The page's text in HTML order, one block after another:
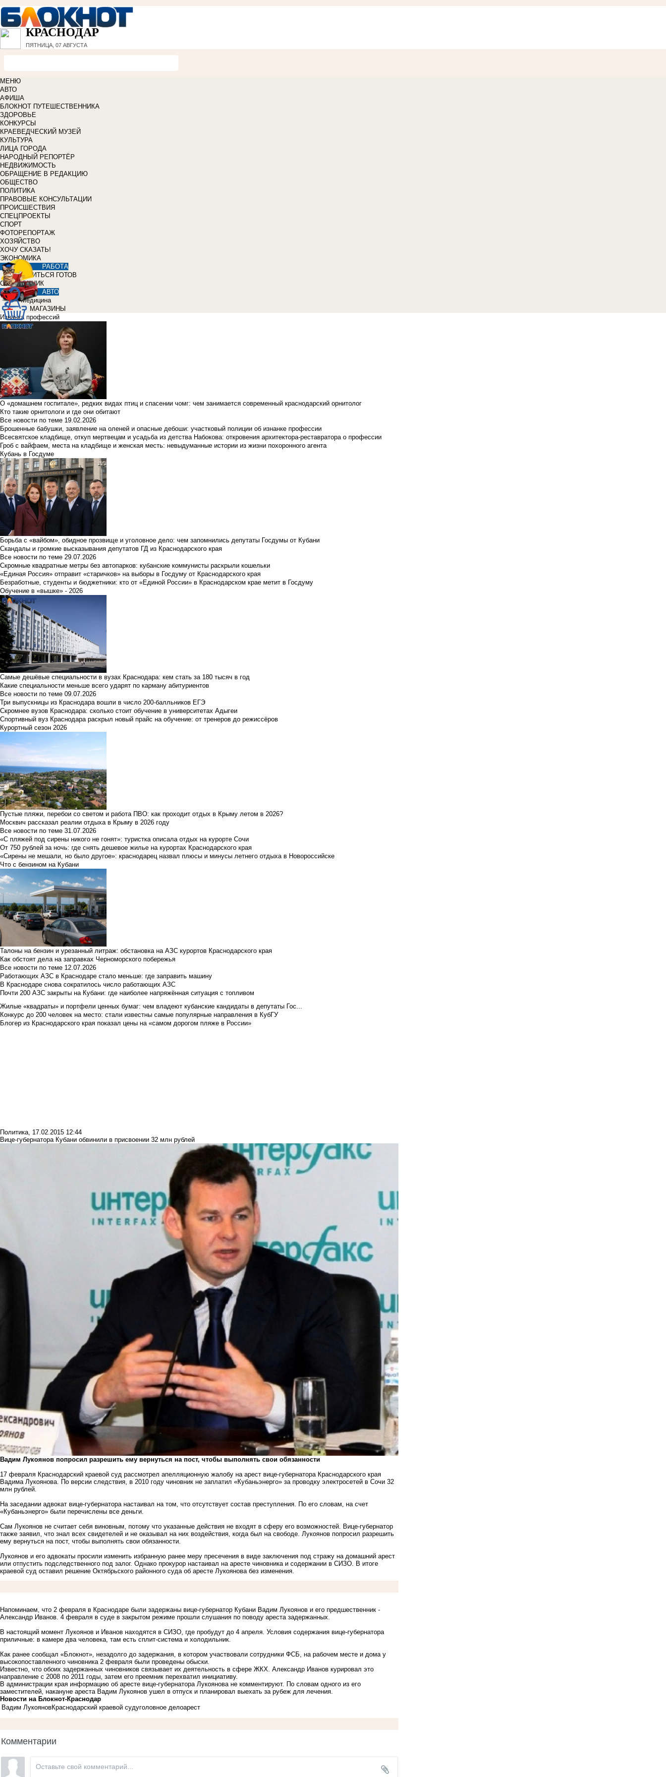
КРАСНОДАР
ПЯТНИЦА, 07 АВГУСТА
МЕНЮ
АВТО
АФИША
БЛОКНОТ ПУТЕШЕСТВЕННИКА
ЗДОРОВЬЕ
КОНКУРСЫ
КРАЕВЕДЧЕСКИЙ МУЗЕЙ
КУЛЬТУРА
ЛИЦА ГОРОДА
НАРОДНЫЙ РЕПОРТЁР
НЕДВИЖИМОСТЬ
ОБРАЩЕНИЕ В РЕДАКЦИЮ
ОБЩЕСТВО
ПОЛИТИКА
ПРАВОВЫЕ КОНСУЛЬТАЦИИ
ПРОИСШЕСТВИЯ
СПЕЦПРОЕКТЫ
СПОРТ
ФОТОРЕПОРТАЖ
ХОЗЯЙСТВО
ХОЧУ СКАЗАТЬ!
ЭКОНОМИКА
РАБОТА
УЧИТЬСЯ ГОТОВ
СПРАВОЧНИК
АВТО
Медицина
МАГАЗИНЫ
Изнанка профессий
О «домашнем госпитале», редких видах птиц и спасении чомг: чем занимается современный краснодарский орнитолог
Кто такие орнитологи и где они обитают
Все новости по теме 19.02.2026
Брошенные бабушки, заявление на оленей и опасные дебоши: участковый полиции об изнанке профессии
Всесвятское кладбище, откуп мертвецам и усадьба из детства Набокова: откровения архитектора-реставратора о профессии
Гроб с вайфаем, места на кладбище и женская месть: невыдуманные истории из жизни похоронного агента
Кубань в Госдуме
Борьба с «вайбом», обидное прозвище и уголовное дело: чем запомнились депутаты Госдумы от Кубани
Скандалы и громкие высказывания депутатов ГД из Краснодарского края
Все новости по теме 29.07.2026
Скромные квадратные метры без автопарков: кубанские коммунисты раскрыли кошельки
«Единая Россия» отправит «старичков» на выборы в Госдуму от Краснодарского края
Безработные, студенты и бюджетники: кто от «Единой России» в Краснодарском крае метит в Госдуму
Обучение в «вышке» - 2026
Самые дешёвые специальности в вузах Краснодара: кем стать за 180 тысяч в год
Какие специальности меньше всего ударят по карману абитуриентов
Все новости по теме 09.07.2026
Три выпускницы из Краснодара вошли в число 200-балльников ЕГЭ
Скромнее вузов Краснодара: сколько стоит обучение в университетах Адыгеи
Спортивный вуз Краснодара раскрыл новый прайс на обучение: от тренеров до режиссёров
Курортный сезон 2026
Пустые пляжи, перебои со светом и работа ПВО: как проходит отдых в Крыму летом в 2026?
Москвич рассказал реалии отдыха в Крыму в 2026 году
Все новости по теме 31.07.2026
«С пляжей под сирены никого не гонят»: туристка описала отдых на курорте Сочи
От 750 рублей за ночь: где снять дешевое жилье на курортах Краснодарского края
«Сирены не мешали, но было другое»: краснодарец назвал плюсы и минусы летнего отдыха в Новороссийске
Что с бензином на Кубани
Талоны на бензин и урезанный литраж: обстановка на АЗС курортов Краснодарского края
Как обстоят дела на заправках Черноморского побережья
Все новости по теме 12.07.2026
Работающих АЗС в Краснодаре стало меньше: где заправить машину
В Краснодаре снова сократилось число работающих АЗС
Почти 200 АЗС закрыты на Кубани: где наиболее напряжённая ситуация с топливом
Жилые «квадраты» и портфели ценных бумаг: чем владеют кубанские кандидаты в депутаты Гос...
Конкурс до 200 человек на место: стали известны самые популярные направления в КубГУ
Блогер из Краснодарского края показал цены на «самом дорогом пляже в России»
Политика, 17.02.2015 12:44
Вице-губернатора Кубани обвинили в присвоении 32 млн рублей
Вадим Лукоянов попросил разрешить ему вернуться на пост, чтобы выполнять свои обязанности
17 февраля Краснодарский краевой суд рассмотрел апелляционную жалобу на арест вице-губернатора Краснодарского края
Вадима Лукоянова. По версии следствия, в 2010 году чиновник не заплатил «Кубаньэнерго» за проводку электросетей в Сочи 32
млн рублей.
На заседании адвокат вице-губернатора настаивал на том, что отсутствует состав преступления. По его словам, на счет
«Кубаньэнерго» были перечислены все деньги.
Сам Лукоянов не считает себя виновным, потому что указанные действия не входят в сферу его возможностей. Вице-губернатор
также заявил, что знал всех свидетелей и не оказывал на них воздействия, когда был на свободе. Лукоянов попросил разрешить
ему вернуться на пост, чтобы выполнять свои обязанности.
Лукоянов и его адвокаты просили изменить избранную ранее меру пресечения в виде заключения под стражу на домашний арест
или отпустить подследственного под залог. Однако прокурор настаивал на аресте чиновника и содержании в СИЗО. В итоге
краевой суд оставил решение Октябрьского районного суда об аресте Лукоянова без изменения.
Напоминаем, что 2 февраля в Краснодаре были задержаны вице-губернатор Кубани Вадим Лукоянов и его предшественник -
Александр Иванов. 4 февраля в суде в закрытом режиме прошли слушания по поводу ареста задержанных.
В настоящий момент Лукоянов и Иванов находятся в СИЗО, где пробудут до 4 апреля. Условия содержания вице-губернатора
приличные: в камере два человека, там есть сплит-система и холодильник.
Как ранее сообщал «Блокнот», незадолго до задержания, в котором участвовали сотрудники ФСБ, на рабочем месте и дома у
высокопоставленного чиновника 2 февраля были проведены обыски.
Известно, что обоих задержанных чиновников связывает их деятельность в сфере ЖКХ. Александр Иванов курировал это
направление с 2008 по 2011 годы, затем его преемник перехватил инициативу.
В администрации края информацию об аресте вице-губернатора Лукоянова не комментируют. По словам одного из его
заместителей, накануне ареста Вадим Лукоянов ушел в отпуск и планировал выехать за рубеж для лечения.
Новости на Блoкнoт-Краснодар
Вадим ЛукояновКраснодарский краевой судуголовное делоарест
Комментарии